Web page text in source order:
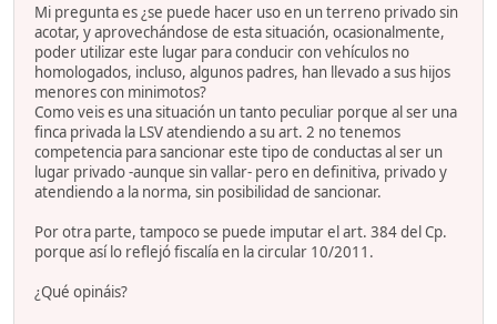
Mi pregunta es ¿se puede hacer uso en un terreno privado sin
acotar, y aprovechándose de esta situación, ocasionalmente,
poder utilizar este lugar para conducir con vehículos no
homologados, incluso, algunos padres, han llevado a sus hijos
menores con minimotos?
Como veis es una situación un tanto peculiar porque al ser una
finca privada la LSV atendiendo a su art. 2 no tenemos
competencia para sancionar este tipo de conductas al ser un
lugar privado -aunque sin vallar- pero en definitiva, privado y
atendiendo a la norma, sin posibilidad de sancionar.
Por otra parte, tampoco se puede imputar el art. 384 del Cp.
porque así lo reflejó fiscalía en la circular 10/2011.
¿Qué opináis?